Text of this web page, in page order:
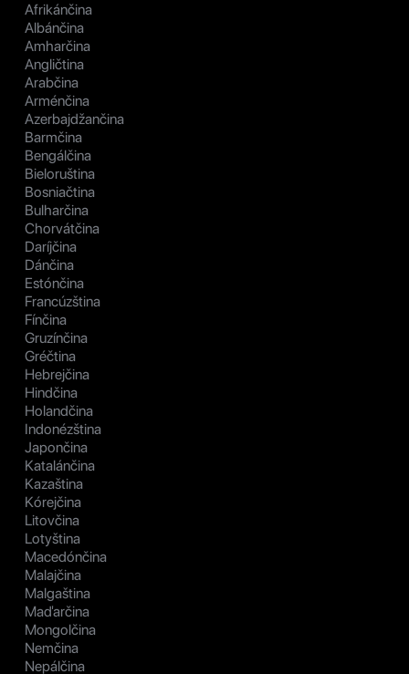
Afrikánčina
Albánčina
Amharčina
Angličtina
Arabčina
Arménčina
Azerbajdžančina
Barmčina
Bengálčina
Bieloruština
Bosniačtina
Bulharčina
Chorvátčina
Daríjčina
Dánčina
Estónčina
Francúzština
Fínčina
Gruzínčina
Gréčtina
Hebrejčina
Hindčina
Holandčina
Indonézština
Japončina
Katalánčina
Kazaština
Kórejčina
Litovčina
Lotyština
Macedónčina
Malajčina
Malgaština
Maďarčina
Mongolčina
Nemčina
Nepálčina